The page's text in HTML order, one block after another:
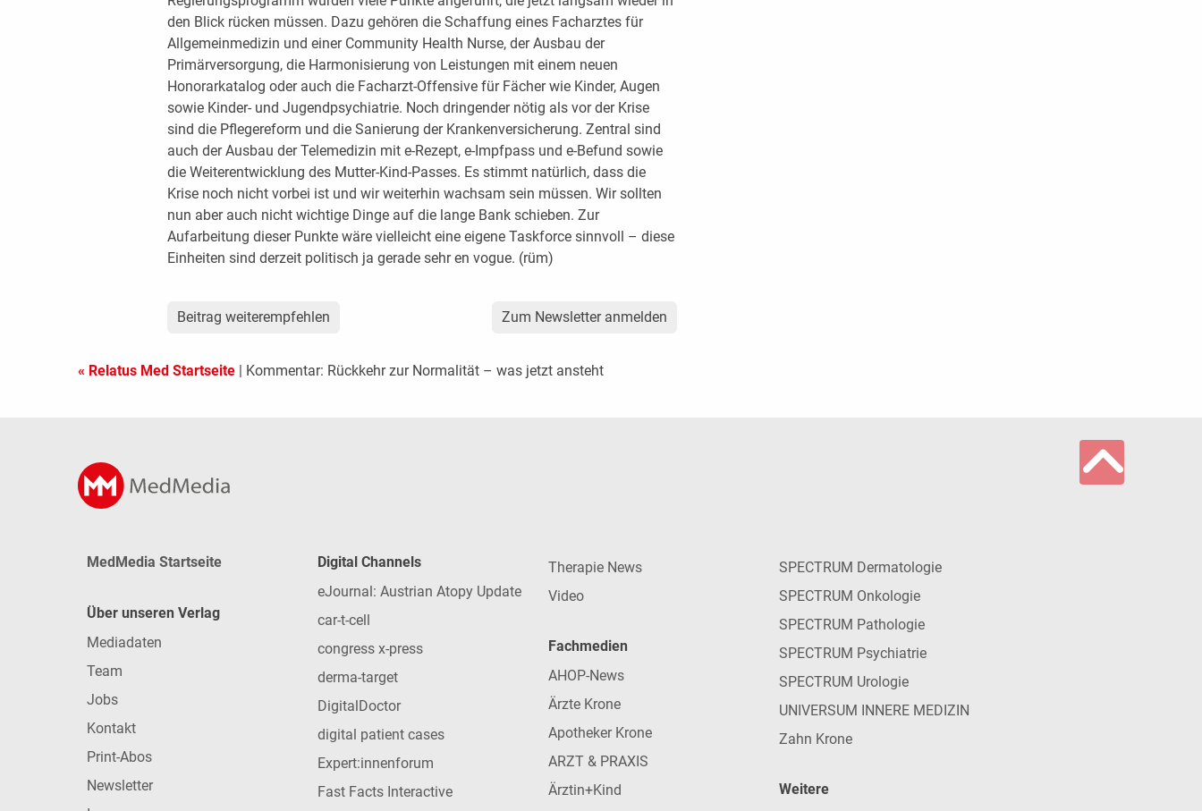
den Blick rücken müssen. Dazu gehören die Schaffung eines Facharztes für
Allgemeinmedizin und einer Community Health Nurse, der Ausbau der
Primärversorgung, die Harmonisierung von Leistungen mit einem neuen
Honorarkatalog oder auch die Facharzt-Offensive für Fächer wie Kinder, Augen
sowie Kinder- und Jugendpsychiatrie. Noch dringender nötig als vor der Krise
sind die Pflegereform und die Sanierung der Krankenversicherung. Zentral sind
auch der Ausbau der Telemedizin mit e-Rezept, e-Impfpass und e-Befund sowie
die Weiterentwicklung des Mutter-Kind-Passes. Es stimmt natürlich, dass die
Krise noch nicht vorbei ist und wir weiterhin wachsam sein müssen. Wir sollten
nun aber auch nicht wichtige Dinge auf die lange Bank schieben. Zur
Aufarbeitung dieser Punkte wäre vielleicht eine eigene Taskforce sinnvoll – diese
Einheiten sind derzeit politisch ja gerade sehr en vogue. (rüm)
Beitrag weiterempfehlen Zum Newsletter anmelden
« Relatus Med Startseite | Kommentar: Rückkehr zur Normalität – was jetzt ansteht
MedMedia Startseite
Über unseren Verlag
Mediadaten
Team
Jobs
Kontakt
Print-Abos
Newsletter
Digital Channels
eJournal: Austrian Atopy Update
car-t-cell
congress x-press
derma-target
DigitalDoctor
digital patient cases
Expert:innenforum
Fast Facts Interactive
Therapie News
Video
Fachmedien
AHOP-News
Ärzte Krone
Apotheker Krone
ARZT & PRAXIS
Ärztin+Kind
SPECTRUM Dermatologie
SPECTRUM Onkologie
SPECTRUM Pathologie
SPECTRUM Psychiatrie
SPECTRUM Urologie
UNIVERSUM INNERE MEDIZIN
Zahn Krone
Weitere